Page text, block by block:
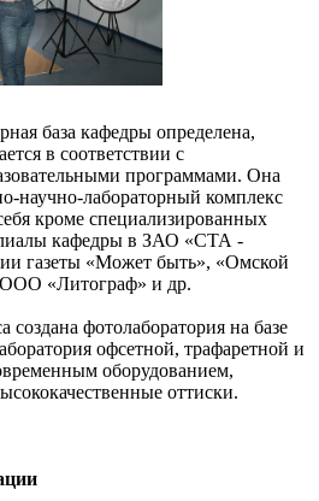
база кафедры определена,
в соответствии с
программами. Она
научно-лабораторный комплекс
кроме специализированных
кафедры в ЗАО «СТА -
газеты «Может быть», «Омской
ООО «Литограф» и др.
создана фотолаборатория на базе
офсетной, трафаретной и
оборудованием,
оттиски.